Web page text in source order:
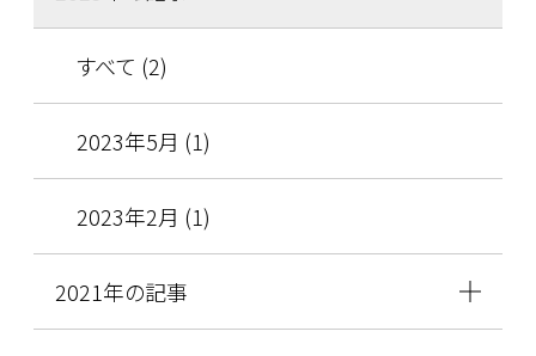
すべて (2)
2023年5月 (1)
2023年2月 (1)
2021年の記事